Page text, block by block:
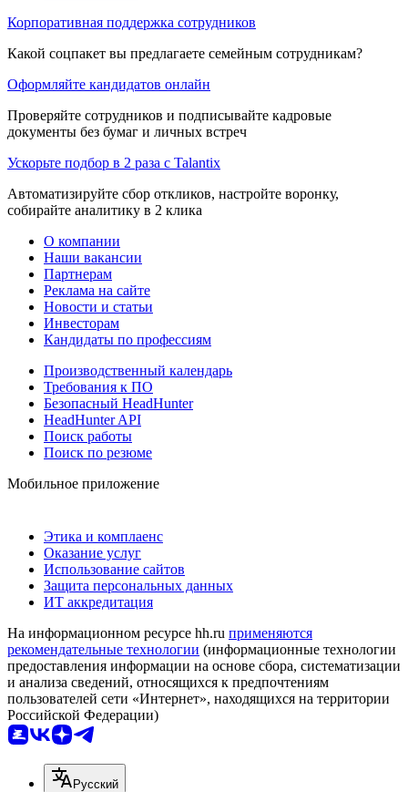
Корпоративная поддержка сотрудников
Какой соцпакет вы предлагаете семейным сотрудникам?
Оформляйте кандидатов онлайн
Проверяйте сотрудников и подписывайте кадровые
документы без бумаг и личных встреч
Ускорьте подбор в 2 раза с Talantix
Автоматизируйте сбор откликов, настройте воронку,
собирайте аналитику в 2 клика
О компании
Наши вакансии
Партнерам
Реклама на сайте
Новости и статьи
Инвесторам
Кандидаты по профессиям
Производственный календарь
Требования к ПО
Безопасный HeadHunter
HeadHunter API
Поиск работы
Поиск по резюме
Мобильное приложение
Этика и комплаенс
Оказание услуг
Использование сайтов
Защита персональных данных
ИТ аккредитация
На информационном ресурсе hh.ru применяются
рекомендательные технологии (информационные технологии
предоставления информации на основе сбора, систематизации
и анализа сведений, относящихся к предпочтениям
пользователей сети «Интернет», находящихся на территории
Российской Федерации)
Русский